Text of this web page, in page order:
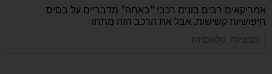
אמריקאים רבים בונים רכבי "באחה" מדבריים על בסיס
חיפושיות קשישות, אבל את הרכב הזה מתחו
| מכוניות קלאסיות